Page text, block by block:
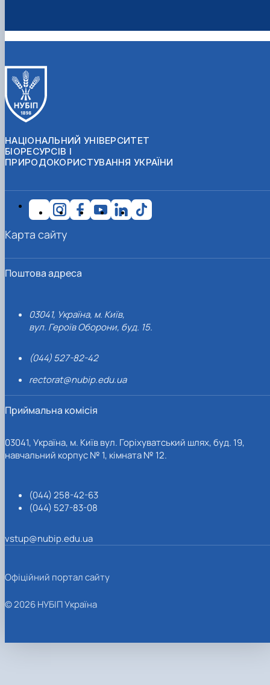
НАЦІОНАЛЬНИЙ УНІВЕРСИТЕТ
БІОРЕСУРСІВ І
ПРИРОДОКОРИСТУВАННЯ УКРАЇНИ
Поштова адреса
03041, Україна, м. Київ,
вул. Героїв Оборони, буд. 15.
(044) 527-82-42
rectorat@nubip.edu.ua
Приймальна комісія
03041, Україна, м. Київ вул. Горіхуватський шлях, буд. 19,
навчальний корпус № 1, кімната № 12.
(044) 258-42-63
(044) 527-83-08
vstup@nubip.edu.ua
Карта сайту
Офіційний портал сайту
© 2026 НУБІП Україна